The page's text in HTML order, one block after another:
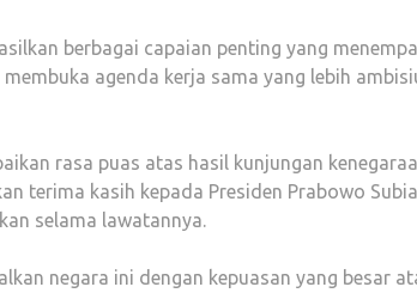
berbagai capaian penting yang
agenda kerja sama yang lebih
rasa puas atas hasil kunjungan
terima kasih kepada Presiden Prabowo
selama lawatannya.
negara ini dengan kepuasan yang besar